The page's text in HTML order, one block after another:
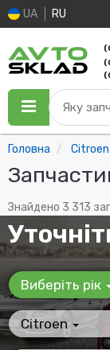
UA RU
Яку
Головна Citroen
Знайдено 3 313
Виберіть рік
Citroen